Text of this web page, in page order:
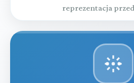
reprezentacja